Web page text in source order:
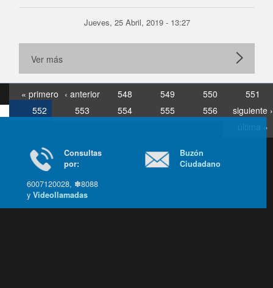
Jueves, 25 Abril, 2019 - 13:27
Ver más
« primero ‹ anterior 548 549 550
551
552
553 554 555 556
siguiente ›
última »
Consultas
por:
6007120028, ✽8088
yVideollamadas
Buzón
Ciudadano